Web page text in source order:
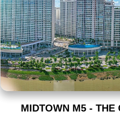
MIDTOWN M5 - THE